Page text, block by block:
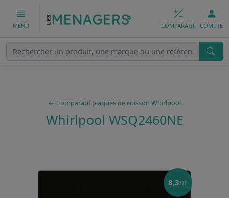
MENU COMPARATIF COMPTE
Comparatif plaques de cuisson Whirlpool
Whirlpool WSQ2460NE
8,3/10